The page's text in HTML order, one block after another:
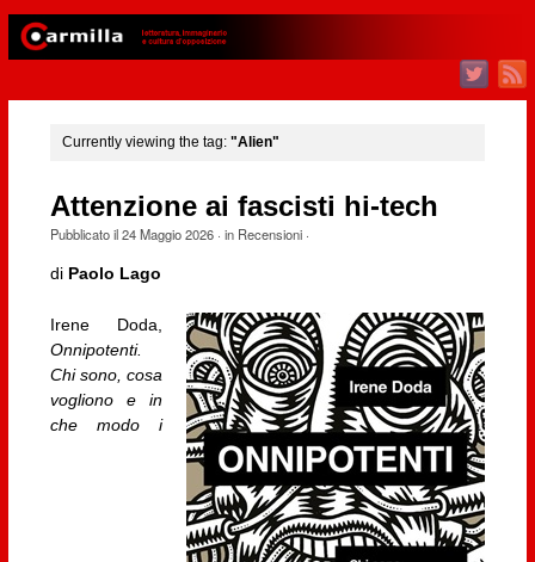
Currently viewing the tag: "Alien"
Attenzione ai fascisti hi-tech
Pubblicato il24 Maggio 2026· in Recensioni·
di Paolo Lago
Irene Doda,
Onnipotenti.
Chi sono, cosa
vogliono e in
che modo i